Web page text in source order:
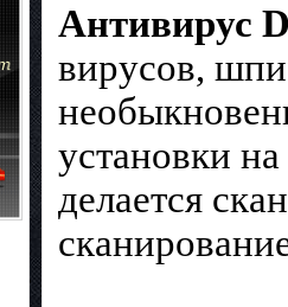
Антивирус
вирусов,
установки
делается